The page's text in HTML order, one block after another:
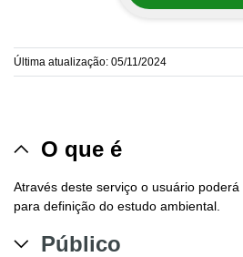
Última atualização: 05/11/2024
O que é
Através deste serviço o usuário
para definição do estudo ambiental.
Público